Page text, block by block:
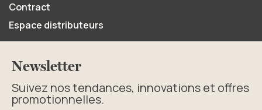
Contract
Espace distributeurs
Newsletter
Suivez nos tendances, innovations et offres
promotionnelles.